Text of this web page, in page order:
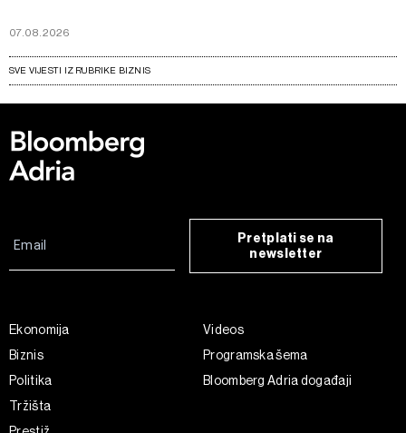
07.08.2026
SVE VIJESTI IZ RUBRIKE BIZNIS
Pretplati se na
newsletter
Ekonomija
Biznis
Politika
Tržišta
Videos
Programska šema
Bloomberg Adria događaji